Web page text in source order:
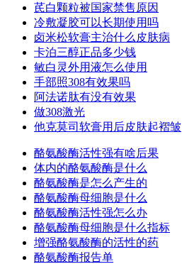
芪白颗粒被国家禁售原因
冷敷凝胶可以长期使用吗
卤米松软膏主治什么皮肤病
卡泊三醇正品多少钱
敏白灵外用液怎么使用
手部照308有效果吗
阿法诺肽有没有效果
做308激光
他克莫司软膏用后皮肤起褶皱
酪氨酸酶活性强有啥后果
体内的酪氨酸酶是什么
酪氨酸酶是怎么产生的
酪氨酸酶母细胞是什么
酪氨酸酶活性强怎么办
酪氨酸酶母细胞是什么指标
增强酪氨酸酶的活性的药
酪氨酸酶报告单